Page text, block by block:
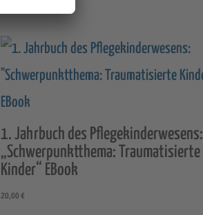
1. Jahrbuch des Pflegekinderwesens:
„Schwerpunktthema: Traumatisierte
Kinder“ EBook
20,00€